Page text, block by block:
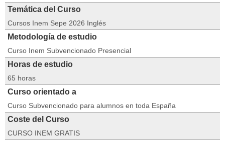
Temática del Curso
Cursos Inem Sepe 2026 Inglés
Metodología de estudio
Curso Inem Subvencionado Presencial
Horas de estudio
65 horas
Curso orientado a
Curso Subvencionado para alumnos en toda España
Coste del Curso
CURSO INEM GRATIS